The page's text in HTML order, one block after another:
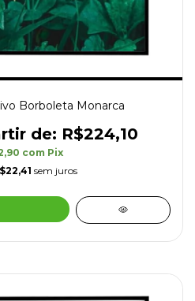
Borboleta Monarca
R$224,10
com Pix
sem juros